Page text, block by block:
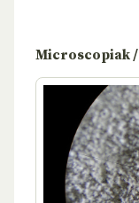
Microscopiak